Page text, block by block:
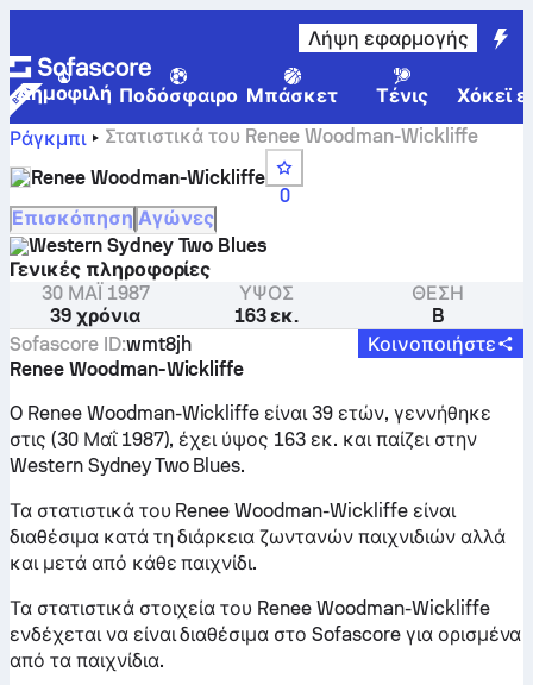
Λήψη εφαρμογής
Δημοφιλή Ποδόσφαιρο Μπάσκετ Τένις
Χόκεϊ
Ράγκμπι
Στατιστικά του Renee Woodman-Wickliffe
Renee Woodman-Wickliffe
0
Επισκόπηση Αγώνες
Western Sydney Two Blues
Γενικές πληροφορίες
30 ΜΑΪ́ 1987
39 χρόνια
ΎΨΟΣ
163 εκ.
ΘΈΣΗ
B
Sofascore ID:wmt8jh
Κοινοποιήστε
Renee Woodman-Wickliffe
O Renee Woodman-Wickliffe είναι 39 ετών, γεννήθηκε
στις (30 Μαΐ 1987), έχει ύψος 163 εκ. και παίζει στην
Western Sydney Two Blues.
Τα στατιστικά του Renee Woodman-Wickliffe είναι
διαθέσιμα κατά τη διάρκεια ζωντανών παιχνιδιών αλλά
και μετά από κάθε παιχνίδι.
Τα στατιστικά στοιχεία του Renee Woodman-Wickliffe
ενδέχεται να είναι διαθέσιμα στο Sofascore για ορισμένα
από τα παιχνίδια.